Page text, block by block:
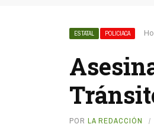
ESTATAL POLICIACA
POR LA REDACCIÓN